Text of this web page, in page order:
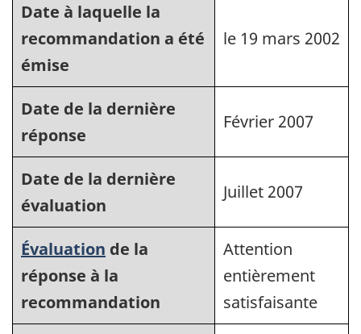
Date à laquelle la
recommandation a été
émise
le 19 mars 2002
Date de la dernière
réponse
Février 2007
Date de la dernière
évaluation
Juillet 2007
Évaluation de la
réponse à la
recommandation
Attention
entièrement
satisfaisante